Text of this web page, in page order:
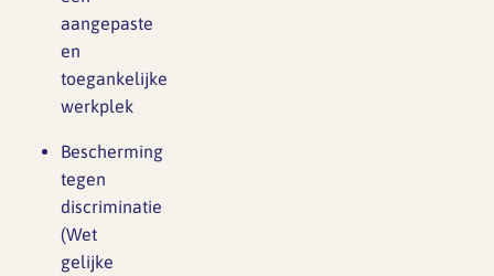
aangepaste
en
toegankelijke
werkplek
Bescherming
tegen
discriminatie
(Wet
gelijke